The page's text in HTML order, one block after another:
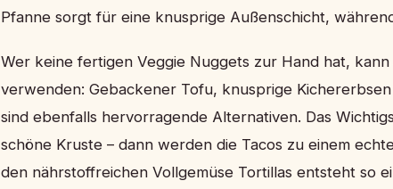
Pfanne sorgt für eine knusprige Außenschicht,
Wer keine fertigen Veggie Nuggets zur Hand hat,
verwenden: Gebackener Tofu, knusprige
sind ebenfalls hervorragende Alternativen. Das
schöne Kruste – dann werden die Tacos zu einem
den nährstoffreichen Vollgemüse Tortillas entsteht so